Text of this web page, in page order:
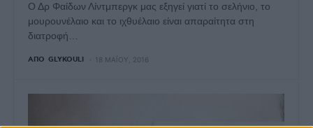
Ο Δρ Φαίδων Λίντμπεργκ μας εξηγεί γιατί το σελήνιο, το
μουρουνέλαιο και το ιχθυέλαιο είναι απαραίτητα στη
διατροφή…
ΑΠΌ GLYKOULI 18 ΜΑΪ́ΟΥ, 2016